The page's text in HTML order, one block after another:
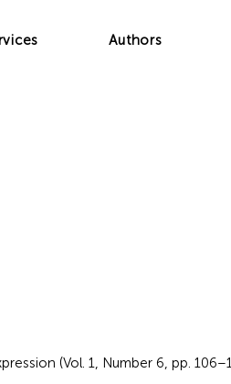
Authors
(Vol. 1, Number 6, pp.